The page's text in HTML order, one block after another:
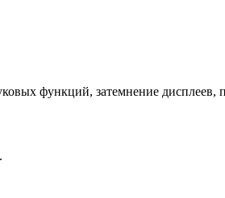
функций, затемнение